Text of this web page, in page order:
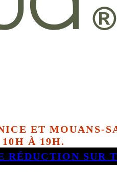
ET MOUANS-
À 19H.
SUR